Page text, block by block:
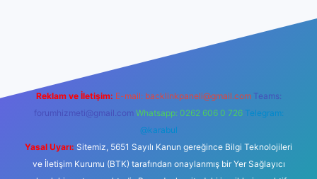
Reklam ve İletişim: E-mail: backlinkpaneli@gmail.com Teams:
forumhizmeti@gmail.com Whatsapp: 0262 606 0 726 Telegram:
@karabul
Yasal Uyarı: Sitemiz, 5651 Sayılı Kanun gereğince Bilgi Teknolojileri
ve İletişim Kurumu (BTK) tarafından onaylanmış bir Yer Sağlayıcı